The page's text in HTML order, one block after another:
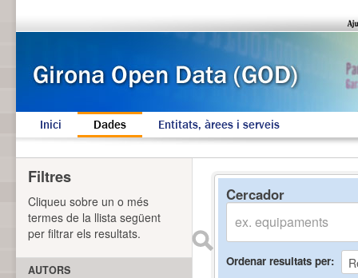
Inici Dades Entitats, àrees i serveis
Cercador
Ordenar resultats per
Filtres
Cliqueu sobre un o més
termes de la llista següent
per filtrar els resultats.
AUTORS